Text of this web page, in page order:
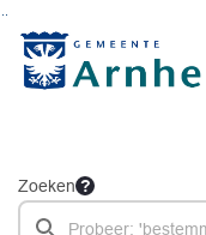
Zoeken